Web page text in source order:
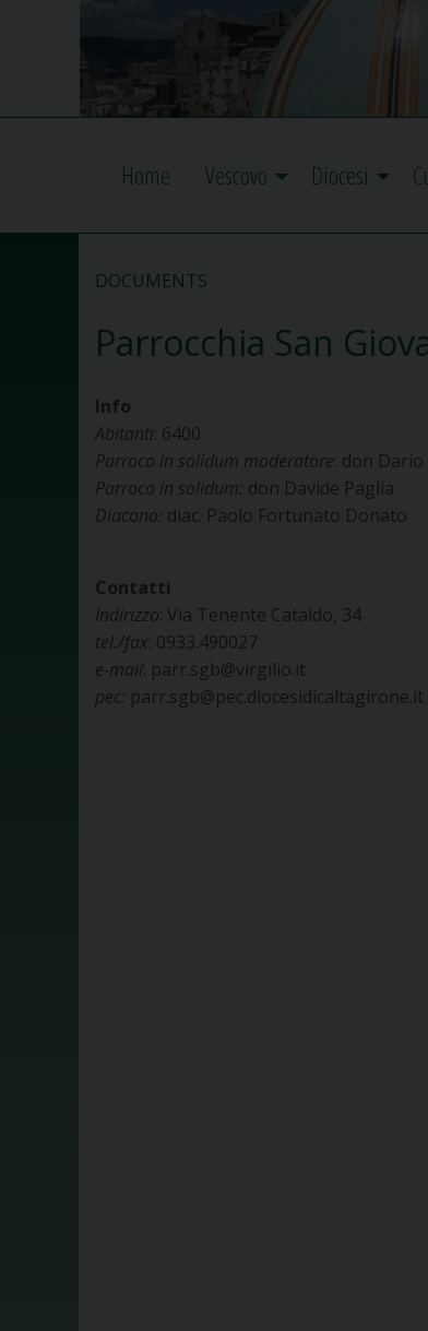
Home Vescovo Diocesi
DOCUMENTS
Parrocchia San
Info
Abitanti: 6400
Parroco in solidum moderatore: don Dario
Parroco in solidum: don Davide Paglia
Diacono: diac. Paolo Fortunato Donato
Contatti
Indirizzo: Via Tenente Cataldo, 34
tel./fax: 0933.490027
e-mail: parr.sgb@virgilio.it
pec: parr.sgb@pec.diocesidicaltagirone.it